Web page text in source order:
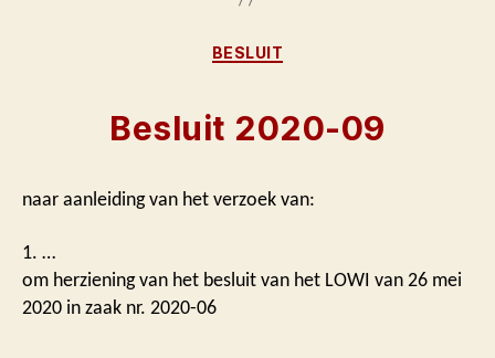
Categorieën
BESLUIT
Besluit 2020-09
naar aanleiding van het verzoek van:
1. …
om herziening van het besluit van het LOWI van 26 mei
2020 in zaak nr. 2020-06